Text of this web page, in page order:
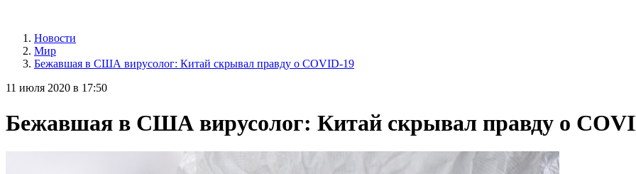
Новости
Мир
Бежавшая в США вирусолог: Китай скрывал правду о COVID-19
11 июля 2020 в 17:50
Бежавшая в США вирусолог: Китай скрывал правду о